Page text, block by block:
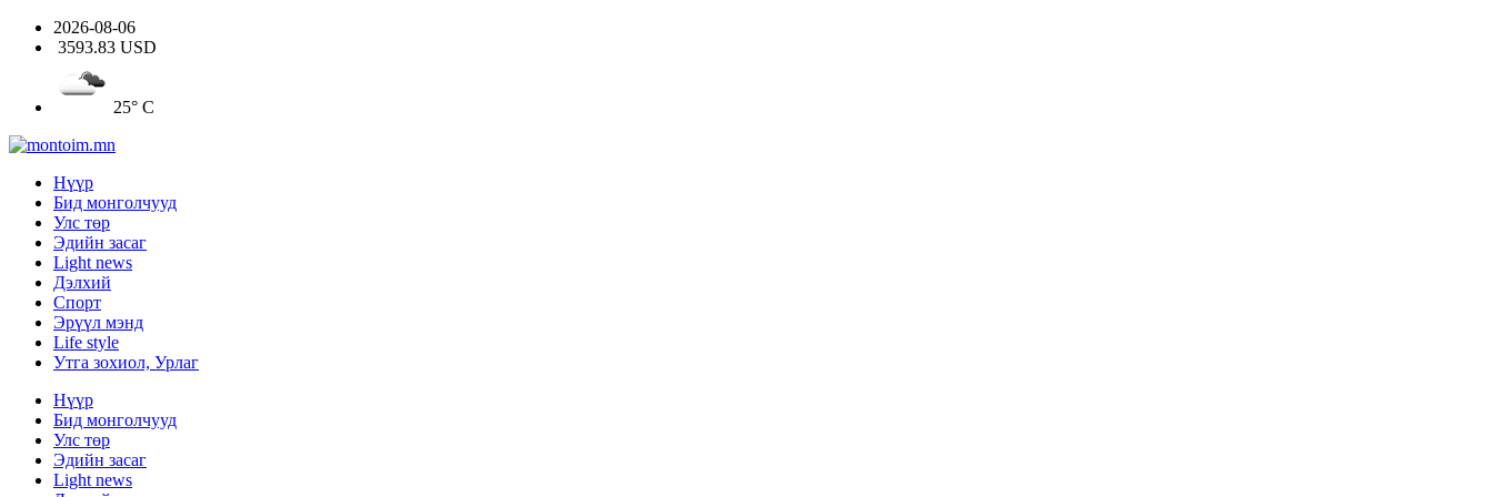
2026-08-06
3593.83 USD
25° C
Нүүр
Бид монголчууд
Улс төр
Эдийн засаг
Light news
Дэлхий
Спорт
Эрүүл мэнд
Life style
Утга зохиол, Урлаг
Нүүр
Бид монголчууд
Улс төр
Эдийн засаг
Light news